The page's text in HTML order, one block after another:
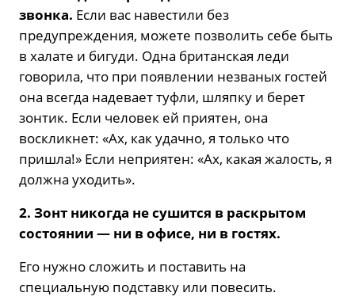
звонка. Если вас навестили без
предупреждения, можете позволить себе быть
в халате и бигуди. Одна британская леди
говорила, что при появлении незваных гостей
она всегда надевает туфли, шляпку и берет
зонтик. Если человек ей приятен, она
воскликнет: «Ах, как удачно, я только что
пришла!» Если неприятен: «Ах, какая жалость, я
должна уходить».
2. Зонт никогда не сушится в раскрытом
состоянии — ни в офисе, ни в гостях.
Его нужно сложить и поставить на
специальную подставку или повесить.